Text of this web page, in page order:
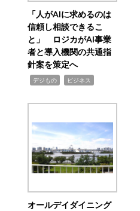
「人がAIに求めるのは
信頼し相談できるこ
と」 ロジカがAI事業
者と導入機関の共通指
針案を策定へ
デジもの ビジネス
オールデイダイニング